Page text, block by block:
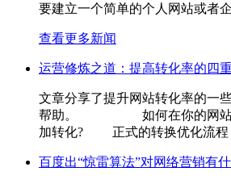
要建立一个简单的个人网站或者
查看更多新闻
运营修炼之道：提高转化率的四
文章分享了提升网站转化率的一
帮助。 如何在你的网站上
加转化? 正式的转换优化流程
百度出“惊雷算法”对网络营销有